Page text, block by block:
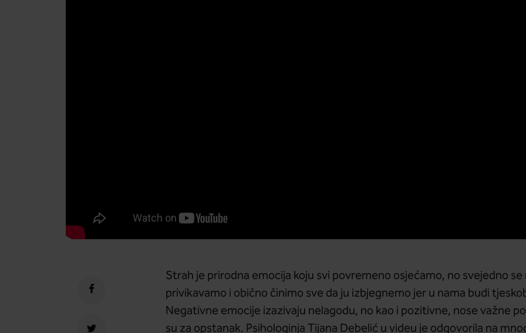
Strah je prirodna emocija koju svi povremeno osjećamo, no svejedno se
privikavamo i obično činimo sve da ju izbjegnemo jer u nama budi
Negativne emocije izazivaju nelagodu, no kao i pozitivne, nose važne
su za opstanak. Psihologinja Tijana Debelić u videu je odgovorila na